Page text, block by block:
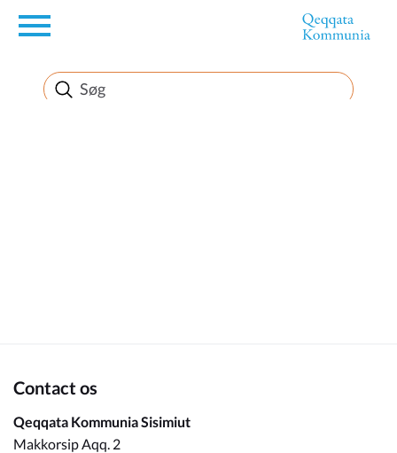
en
Borger
Kommuneplanen
Om_kommunen
Contact os
Qeqqata Kommunia Sisimiut
Makkorsip Aqq. 2